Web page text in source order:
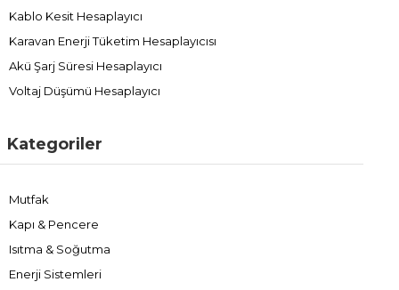
Kablo Kesit Hesaplayıcı
Karavan Enerji Tüketim Hesaplayıcısı
Akü Şarj Süresi Hesaplayıcı
Voltaj Düşümü Hesaplayıcı
Kategoriler
Mutfak
Kapı & Pencere
Isıtma & Soğutma
Enerji Sistemleri